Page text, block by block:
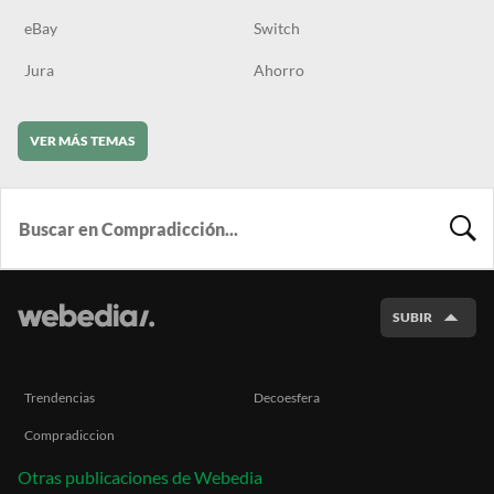
eBay Switch
Jura Ahorro
VER MÁS TEMAS
SUBIR
Trendencias Decoesfera
Compradiccion
Otras publicaciones de Webedia